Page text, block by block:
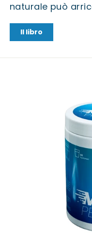
naturale può
Il libro